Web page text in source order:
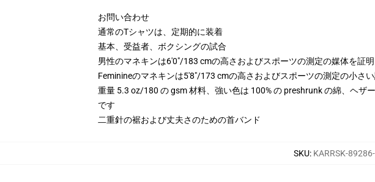
お問い合わせ
通常のTシャツは、定期的に装着
基本、受益者、ボクシングの試合
男性のマネキンは6'0"/183 cmの高さおよびスポーツの測定の媒体を証
Feminineのマネキンは5'8"/173 cmの高さおよびスポーツの測定の小さ
重量 5.3 oz/180 の gsm 材料、強い色は 100% の preshrunk の綿、ヘザ
です
二重針の裾および丈夫さのための首バンド
SKU: KARRSK-